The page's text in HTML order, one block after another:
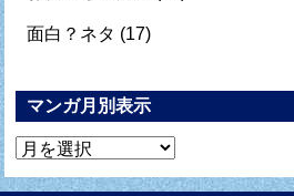
面白？ネタ (17)
マンガ月別表示
マ
ン